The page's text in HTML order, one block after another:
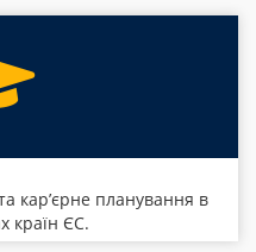
кар’єрне планування в
країн ЄС.